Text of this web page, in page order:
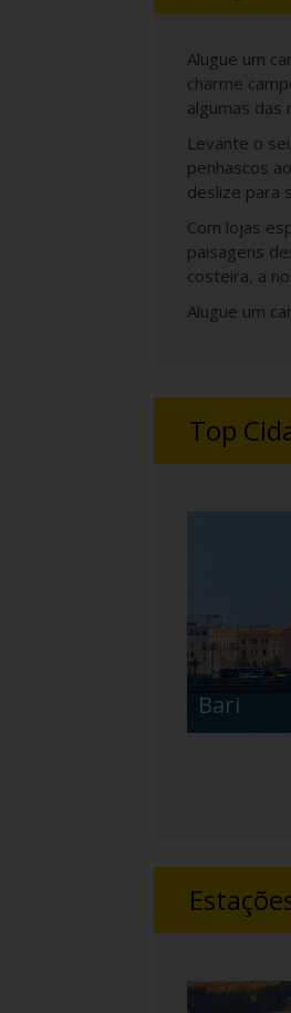
Alugue um
charme
algumas das
Levante o
penhascos
deslize para
Com lojas
paisagens
costeira, a
Alugue um
Top
Bari